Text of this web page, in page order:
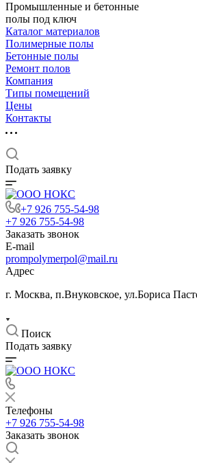
Промышленные и бетонные
полы под ключ
Каталог материалов
Полимерные полы
Бетонные полы
Ремонт полов
Компания
Типы помещений
Цены
Контакты
Подать заявку
+7 926 755-54-98
+7 926 755-54-98
Заказать звонок
E-mail
prompolymerpol@mail.ru
Адрес
г. Москва, п.Внуковское, ул.Бориса
Поиск
Подать заявку
Телефоны
+7 926 755-54-98
Заказать звонок